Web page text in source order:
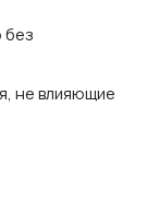
без
не влияющие